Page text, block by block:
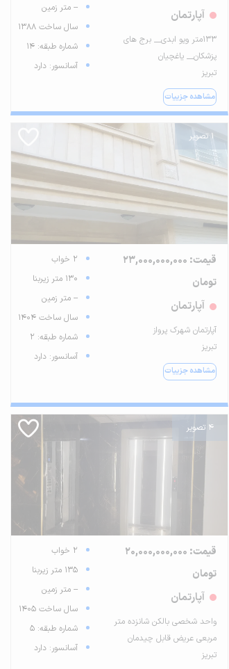
آپارتمان
۱۳۳متر ویو ابدی__ برج های
پزشکان__ یاغچیان
تبریز
مشاهده جزییات
-- متر زمین
سال ساخت 1388
شماره طبقه: 14
آسانسور: دارد
1 تصویر
قیمت: 23,000,000,000
تومان
آپارتمان
آپارتمان شهرک پرواز
تبریز
مشاهده جزییات
2 خواب
130 متر زیربنا
-- متر زمین
سال ساخت 1404
شماره طبقه: 2
آسانسور: دارد
4 تصویر
قیمت: 20,000,000,000
تومان
آپارتمان
واحد شخصی بالکن شانزده متر
مربعی عریض قابل چیدمان
تبریز
2 خواب
135 متر زیربنا
-- متر زمین
سال ساخت 1405
شماره طبقه: 5
آسانسور: دارد